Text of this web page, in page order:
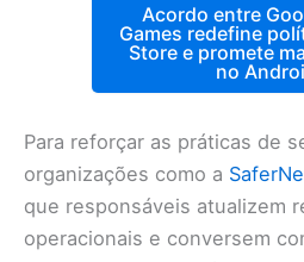
Acordo entre
Games redefine
Store e promete
no
Para reforçar as práticas de
organizações como a
que responsáveis atualizem
operacionais e conversem